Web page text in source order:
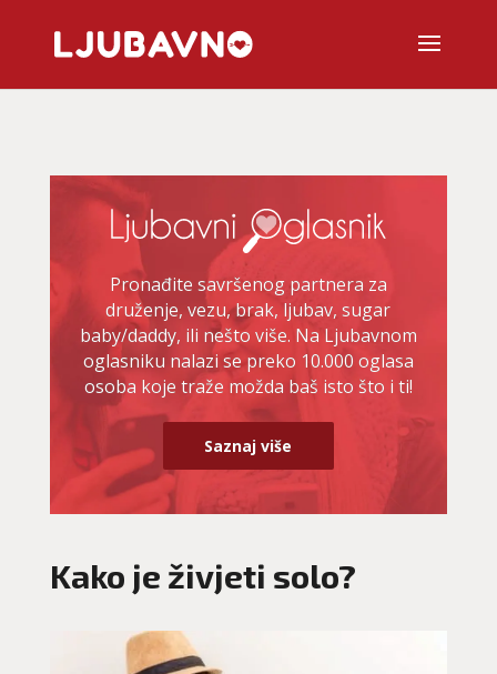
Pronađite savršenog partnera za
druženje, vezu, brak, ljubav, sugar
baby/daddy, ili nešto više. Na Ljubavnom
oglasniku nalazi se preko 10.000 oglasa
osoba koje traže možda baš isto što i ti!
Saznaj više
Kako je živjeti solo?